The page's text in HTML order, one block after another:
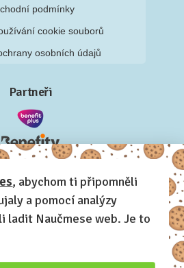
podmínky
cookie souborů
osobních údajů
Partneři
, abychom ti připomněli
a pomocí analýzy
ladit Naučmese web. Je to